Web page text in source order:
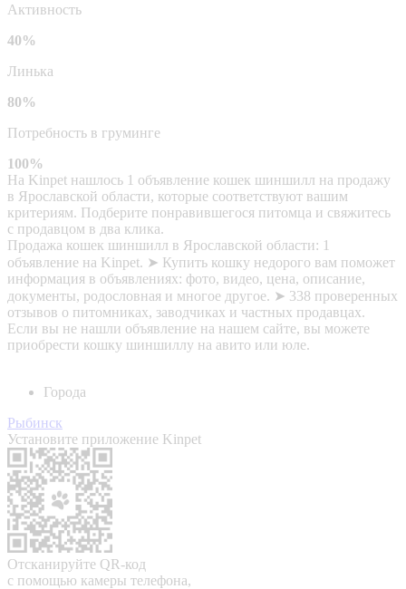
Активность
40%
Линька
80%
Потребность в груминге
100%
На Kinpet нашлось 1 объявление кошек шиншилл на продажу
в Ярославской области, которые соответствуют вашим
критериям. Подберите понравившегося питомца и свяжитесь
с продавцом в два клика.
Продажа кошек шиншилл в Ярославской области: 1
объявление на Kinpet. ➤ Купить кошку недорого вам поможет
информация в объявлениях: фото, видео, цена, описание,
документы, родословная и многое другое. ➤ 338 проверенных
отзывов о питомниках, заводчиках и частных продавцах.
Если вы не нашли объявление на нашем сайте, вы можете
приобрести кошку шиншиллу на авито или юле.
Города
Рыбинск
Установите приложение Kinpet
Отсканируйте QR-код
с помощью камеры телефона,